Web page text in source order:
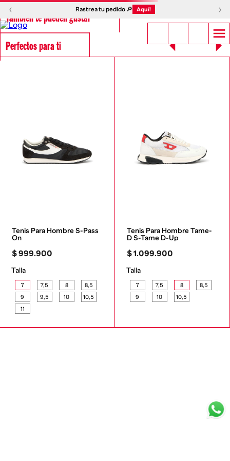
‹ Rastrea tu pedido 🔎 Aquí! ›
También te pueden gustar
Perfectos para ti
Tenis Para Hombre S-Pass
On
$999.900
Talla
7 7,5 8
8,5
9
9,5 10
10,5
11
Tenis Para Hombre Tame-
D S-Tame D-Up
$1.099.900
Talla
7 7,5 8
8,5
9
10 10,5